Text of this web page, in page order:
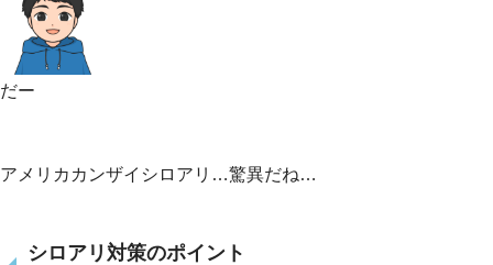
だー
アメリカカンザイシロアリ…驚異だね…
シロアリ対策のポイント